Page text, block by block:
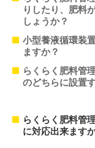
りしたり、肥料
しょうか？
小型養液循環装
ますか？
らくらく肥料管
のどちらに設置
らくらく肥料管
に対応出来ます